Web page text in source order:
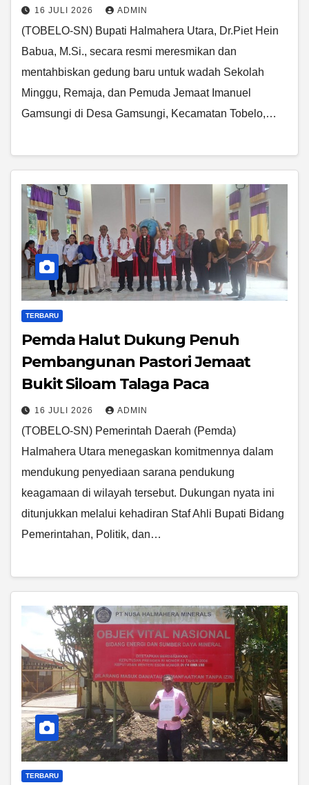
16 JULI 2026 ADMIN
(TOBELO-SN) Bupati Halmahera Utara, Dr.Piet Hein
Babua, M.Si., secara resmi meresmikan dan
mentahbiskan gedung baru untuk wadah Sekolah
Minggu, Remaja, dan Pemuda Jemaat Imanuel
Gamsungi di Desa Gamsungi, Kecamatan Tobelo,…
TERBARU
Pemda Halut Dukung Penuh
Pembangunan Pastori Jemaat
Bukit Siloam Talaga Paca
16 JULI 2026 ADMIN
(TOBELO-SN) Pemerintah Daerah (Pemda)
Halmahera Utara menegaskan komitmennya dalam
mendukung penyediaan sarana pendukung
keagamaan di wilayah tersebut. Dukungan nyata ini
ditunjukkan melalui kehadiran Staf Ahli Bupati Bidang
Pemerintahan, Politik, dan…
TERBARU